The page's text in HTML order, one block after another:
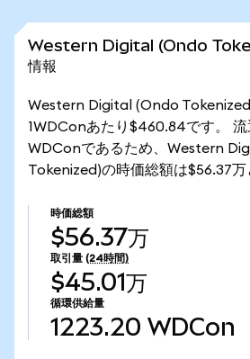
Western Digital (Ondo
情報
Western Digital (Ondo
1WDConあたり$460.84です。
WDConであるため、Western
Tokenized)の時価総額は$56.37万
時価総額
$56.37万
取引量 (24時間)
$45.01万
循環供給量
1223.20 WDCon